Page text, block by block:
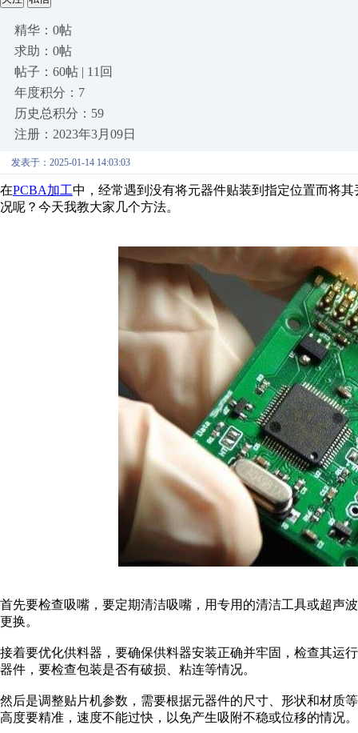
精华：0帖
求助：0帖
帖子：60帖 | 11回
年度积分：7
历史总积分：59
注册：2023年3月09日
发表于：2025-01-14 14:03:03
在PCBA加工中， 经常遇到 没有将元器件贴装到指定位置而将其
况呢？今天我教大家几个方法。
首先要检查吸嘴， 要定期清洁吸嘴，用专用的清洁工具或超声
更换。
接着要优化供料器 ， 要确保供料器安装正确并牢固，检查其运
器件，要检查包装是否有破损、粘连等情况。
然后是调整贴片机参数 ， 需要根据元器件的尺寸、形状和材质
高度要精准，速度不能过快，以免产生吸附不稳或位移的情况。